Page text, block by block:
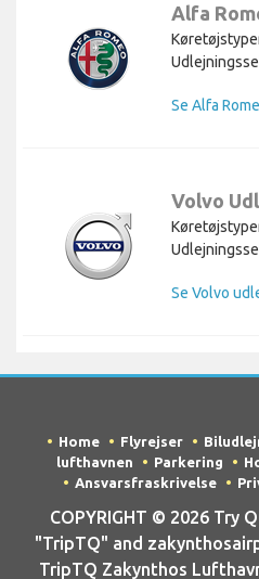
Alfa
Se Alfa
Volvo
Se Volvo
Home Flyrejser
lufthavnen
Parkering
Ansvarsfraskrivelse
COPYRIGHT © 2026 Try
"TripTQ" and
TripTQ Zakynthos